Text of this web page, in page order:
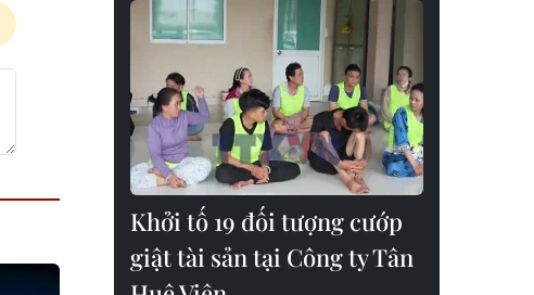
Khởi tố 19 đối tượng cướp
giật tài sản tại Công ty Tân